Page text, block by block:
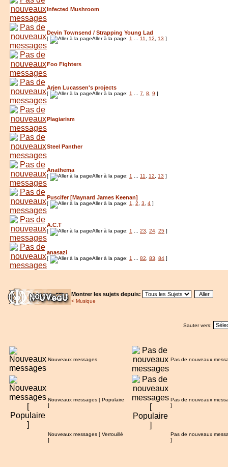
Infected Mushroom
Devin Townsend / Strapping Young Lad
[ Aller à la page: 1 11 12 13 ]
Foo Fighters
Arjen Lucassen's projects
[ Aller à la page: 1 7 8 9 ]
Plagiarism
Steel Panther
Anathema
[ Aller à la page: 1 11 12 13 ]
Puscifer [Maynard James Keenan]
[ Aller à la page: 1 2 3 4 ]
A.C.T
[ Aller à la page: 1 23 24 25 ]
anasazi
[ Aller à la page: 1 82 83 84 ]
Montrer les sujets depuis:
< Musique
Sauter vers:
Nouveaux messages Pas de nouveaux
Nouveaux messages [ Populaire
]
Pas de nouveaux
]
Nouveaux messages [ Verrouillé
]
Pas de nouveaux
]